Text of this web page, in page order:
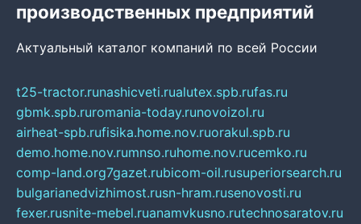
производственных предприятий
Актуальный каталог компаний по всей России
t25-tractor.runashicveti.rualutex.spb.rufas.ru
gbmk.spb.ruromania-today.runovoizol.ru
airheat-spb.rufisika.home.nov.ruorakul.spb.ru
demo.home.nov.rumnso.ruhome.nov.rucemko.ru
comp-land.org7gazet.rubicom-oil.rusuperiorsearch.ru
bulgarianedvizhimost.rusn-hram.rusenovosti.ru
fexer.rusnite-mebel.ruanamvkusno.rutechnosaratov.ru